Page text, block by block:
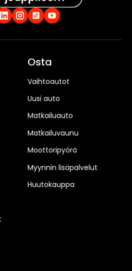
Osta
Vaihtoautot
Uusi auto
Matkailuauto
Matkailuvaunu
Moottoripyörä
Myynnin lisäpalvelut
Huutokauppa